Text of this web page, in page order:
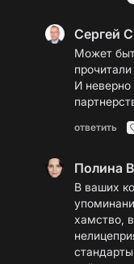
Сергей
Может
И неверно
ответить
Полина
В ваших
хамство,